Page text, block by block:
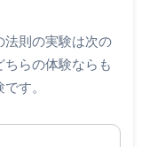
法則の実験は次の
ちらの体験ならも
す。